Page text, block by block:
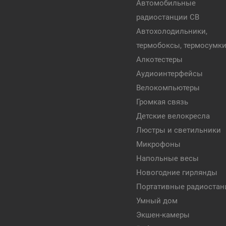
Автомобильные
радиостанции CB
Автохолодильники,
термобоксы, термосумки
Алкотестеры
Аудиоинтерфейсы
Велокомпьютеры
Громкая связь
Детские велокресла
Люстры и светильники
Микрофоны
Напольные весы
Новогодние гирлянды
Портативные
Умный дом
Экшен-камеры